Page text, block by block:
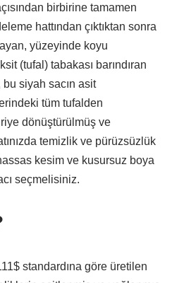
birbirine tamamen
hattından çıktıktan sonra
yüzeyinde koyu
(tufal) tabakası barındıran
bu siyah sacın asit
tüm tufalden
dönüştürülmüş ve
temizlik ve pürüzsüzlük
kesim ve kusursuz boya
seçmelisiniz.
standardına göre üretilen